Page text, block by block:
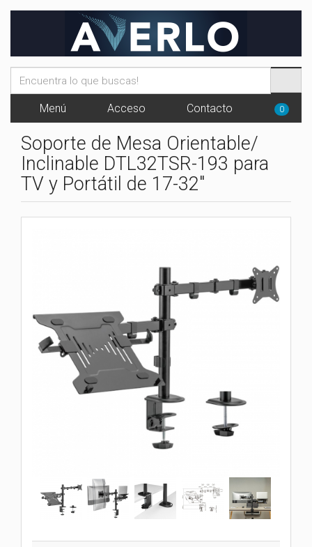
Menú Acceso Contacto 0
Soporte de Mesa Orientable/
Inclinable DTL32TSR-193 para
TV y Portátil de 17-32"